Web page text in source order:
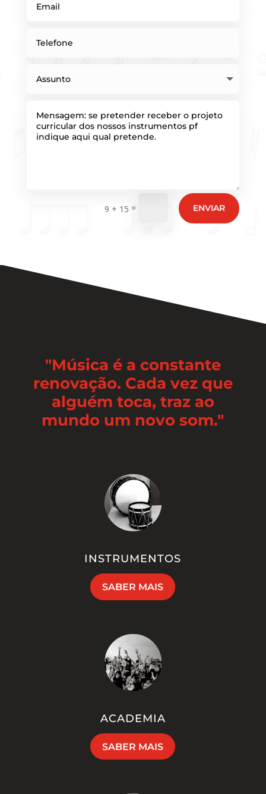
9 + 15 = ENVIAR
"Música é a constante
renovação. Cada vez que
alguém toca, traz ao
mundo um novo som."
INSTRUMENTOS
SABER MAIS
ACADEMIA
SABER MAIS